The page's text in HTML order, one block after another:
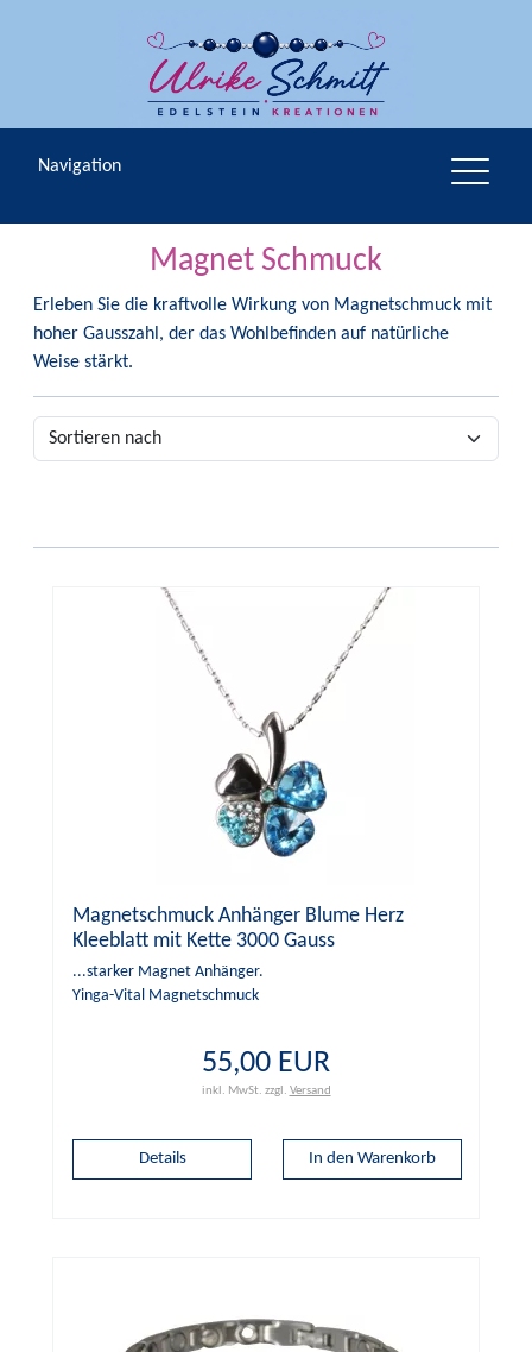
Navigation
Magnet Schmuck
Erleben Sie die kraftvolle Wirkung von Magnet­schmuck mit
hoher Gausszahl, der das Wohlbefinden auf natürliche
Weise stärkt.
Magnetschmuck Anhänger Blume Herz
Kleeblatt mit Kette 3000 Gauss
...starker Magnet Anhänger.
Yinga-Vital Magnetschmuck
55,00 EUR
inkl. MwSt. zzgl. Versand
Details